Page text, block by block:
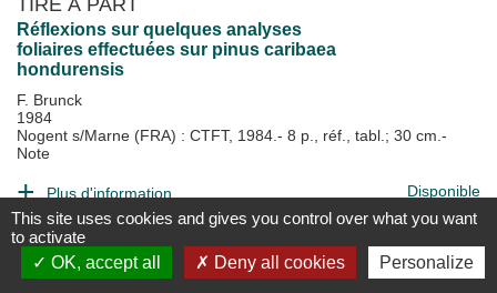
Réflexions sur quelques analyses
foliaires effectuées sur pinus caribaea
hondurensis
F. Brunck
1984
Nogent s/Marne (FRA) : CTFT, 1984.- 8 p., réf., tabl.; 30 cm.-
Note
Plus d'information... Disponible
This site uses cookies and gives you control over what you want
to activate
OK, accept all
Deny all cookies Personalize